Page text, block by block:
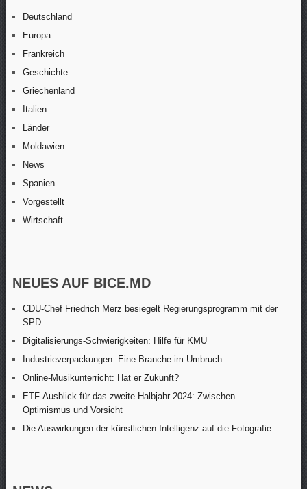
Deutschland
Europa
Frankreich
Geschichte
Griechenland
Italien
Länder
Moldawien
News
Spanien
Vorgestellt
Wirtschaft
NEUES AUF BICE.MD
CDU-Chef Friedrich Merz besiegelt Regierungsprogramm mit der
SPD
Digitalisierungs-Schwierigkeiten: Hilfe für KMU
Industrieverpackungen: Eine Branche im Umbruch
Online-Musikunterricht: Hat er Zukunft?
ETF-Ausblick für das zweite Halbjahr 2024: Zwischen
Optimismus und Vorsicht
Die Auswirkungen der künstlichen Intelligenz auf die Fotografie